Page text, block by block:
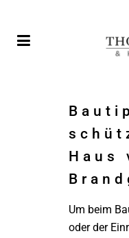
Haus
Um beim
oder der